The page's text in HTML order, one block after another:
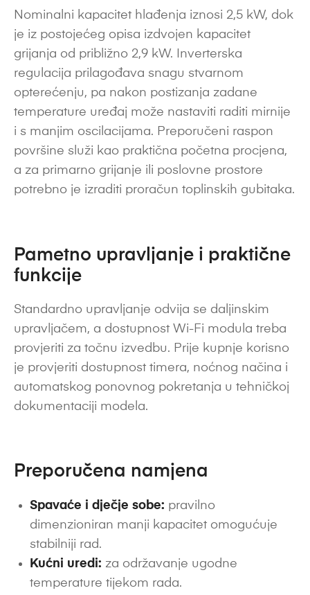
Nominalni kapacitet hlađenja iznosi 2,5 kW, dok
je iz postojećeg opisa izdvojen kapacitet
grijanja od približno 2,9 kW. Inverterska
regulacija prilagođava snagu stvarnom
opterećenju, pa nakon postizanja zadane
temperature uređaj može nastaviti raditi mirnije
i s manjim oscilacijama. Preporučeni raspon
površine služi kao praktična početna procjena,
a za primarno grijanje ili poslovne prostore
potrebno je izraditi proračun toplinskih gubitaka.
Pametno upravljanje i praktične
funkcije
Standardno upravljanje odvija se daljinskim
upravljačem, a dostupnost Wi-Fi modula treba
provjeriti za točnu izvedbu. Prije kupnje korisno
je provjeriti dostupnost timera, noćnog načina i
automatskog ponovnog pokretanja u tehničkoj
dokumentaciji modela.
Preporučena namjena
Spavaće i dječje sobe: pravilno
dimenzioniran manji kapacitet omogućuje
stabilniji rad.
Kućni uredi: za održavanje ugodne
temperature tijekom rada.